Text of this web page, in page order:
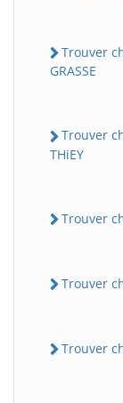
Trouver
GRASSE
Trouver
THiEY
Trouver
Trouver
Trouver